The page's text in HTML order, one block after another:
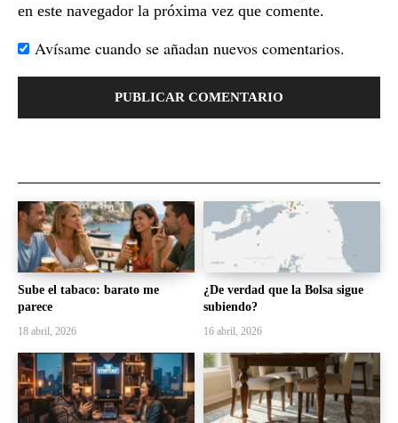
en este navegador la próxima vez que comente.
Avísame cuando se añadan nuevos comentarios.
Sube el tabaco: barato me
parece
18 abril, 2026
¿De verdad que la Bolsa sigue
subiendo?
16 abril, 2026